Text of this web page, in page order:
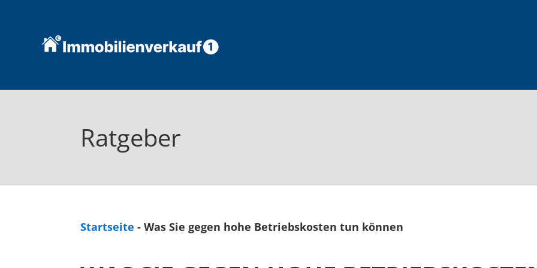
Ratgeber
Startseite -Was Sie gegen hohe Betriebskosten tun können